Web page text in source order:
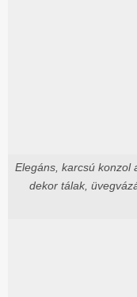
Elegáns, karcsú konzol
dekor tálak,